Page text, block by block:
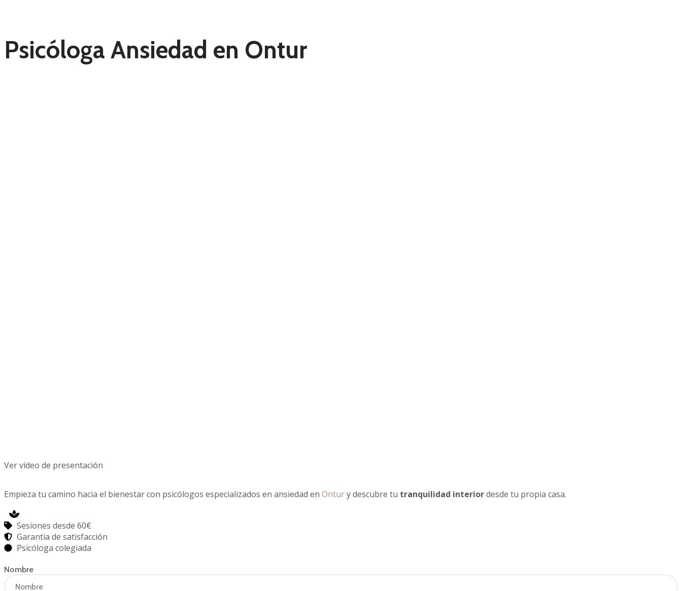
Psicóloga Ansiedad en Ontur
Ver vídeo de presentación
Empieza tu camino hacia el bienestar con psicólogos especializados en ansiedad en Ontury descubre tu tranquilidad interiordesde tu propia casa.
Sesiones desde 60€
Garantía de satisfacción
Psicóloga colegiada
Nombre